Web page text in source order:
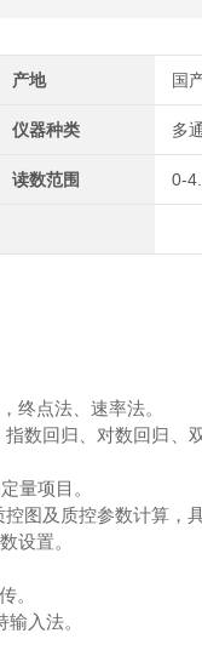
产地 国
仪器种类 多
读数范围 0-
终点法、速率法。
数回归、对数回归、
量项目。
图及质控参数计算，
设置。
。
入法。